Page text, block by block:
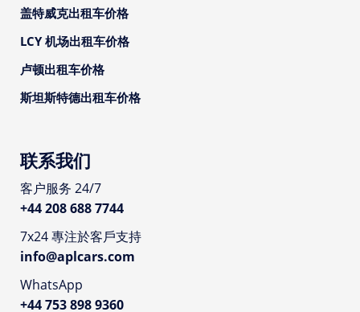
盖特威克出租车价格
LCY 机场出租车价格
卢顿出租车价格
斯坦斯特德出租车价格
联系我们
客户服务 24/7
+44 208 688 7744
7x24 專注於客戶支持
info@aplcars.com
WhatsApp
+44 753 898 9360